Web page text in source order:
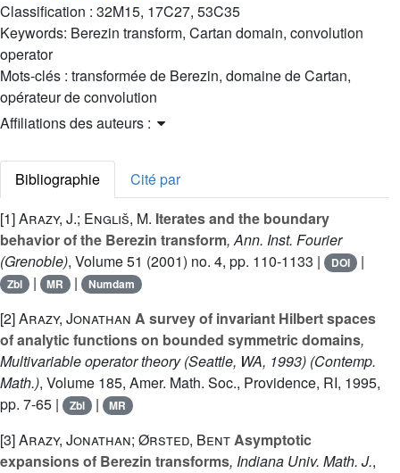
Classification : 32M15, 17C27, 53C35
Keywords: Berezin transform, Cartan domain, convolution
operator
Mots-clés : transformée de Berezin, domaine de Cartan,
opérateur de convolution
Affiliations des auteurs :
Bibliographie
Cité par
[1]Arazy, J.; Engliš, M. Iterates and the boundary
behavior of the Berezin transform, Ann. Inst. Fourier
(Grenoble), Volume 51 (2001) no. 4, pp. 110-1133 | DOI |
Zbl | MR | Numdam
[2]Arazy, Jonathan A survey of invariant Hilbert spaces
of analytic functions on bounded symmetric domains,
Multivariable operator theory (Seattle, WA, 1993) (Contemp.
Math.), Volume 185, Amer. Math. Soc., Providence, RI, 1995,
pp. 7-65 |
Zbl | MR
[3]Arazy, Jonathan; Ørsted, BentAsymptotic
expansions of Berezin transforms, Indiana Univ. Math. J.,